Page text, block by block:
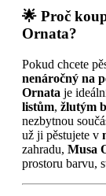
🌟 Proč
Ornata?
Pokud chcete
nenáročný na
Ornata je
listům, žlutým
nezbytnou
už ji pěstujete v
zahradu, Musa
prostoru barvu,